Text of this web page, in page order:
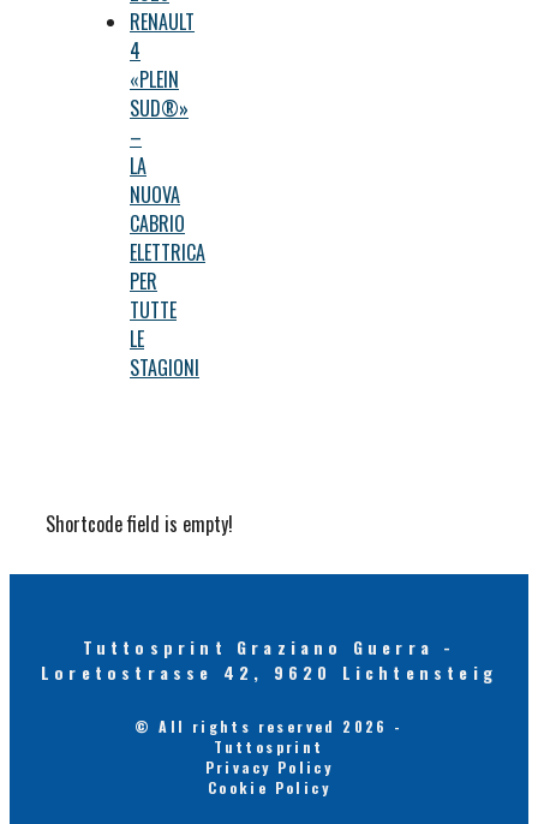
RENAULT
4
«PLEIN
SUD®»
–
LA
NUOVA
CABRIO
ELETTRICA
PER
TUTTE
LE
STAGIONI
Shortcode field is empty!
Tuttosprint Graziano Guerra -
Loretostrasse 42, 9620 Lichtensteig
© All rights reserved 2026 -
Tuttosprint
Privacy Policy
Cookie Policy